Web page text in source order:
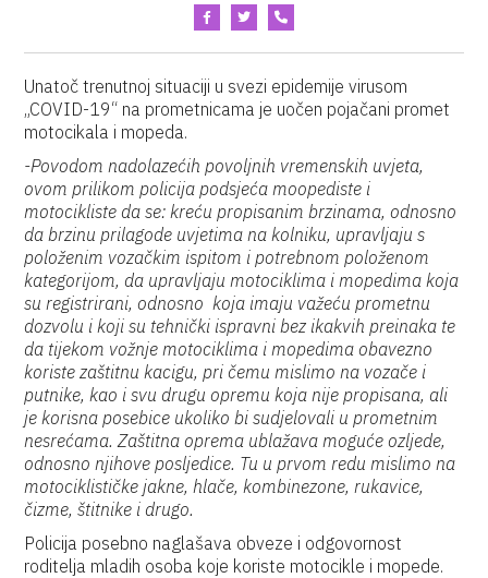
Unatoč trenutnoj situaciji u svezi epidemije virusom
„COVID-19“ na prometnicama je uočen pojačani promet
motocikala i mopeda.
-Povodom nadolazećih povoljnih vremenskih uvjeta,
ovom prilikom policija podsjeća moopediste i
motocikliste da se: kreću propisanim brzinama, odnosno
da brzinu prilagode uvjetima na kolniku, upravljaju s
položenim vozačkim ispitom i potrebnom položenom
kategorijom, da upravljaju motociklima i mopedima koja
su registrirani, odnosno koja imaju važeću prometnu
dozvolu i koji su tehnički ispravni bez ikakvih preinaka te
da tijekom vožnje motociklima i mopedima obavezno
koriste zaštitnu kacigu, pri čemu mislimo na vozače i
putnike, kao i svu drugu opremu koja nije propisana, ali
je korisna posebice ukoliko bi sudjelovali u prometnim
nesrećama. Zaštitna oprema ublažava moguće ozljede,
odnosno njihove posljedice. Tu u prvom redu mislimo na
motociklističke jakne, hlače, kombinezone, rukavice,
čizme, štitnike i drugo.
Policija posebno naglašava obveze i odgovornost
roditelja mladih osoba koje koriste motocikle i mopede.